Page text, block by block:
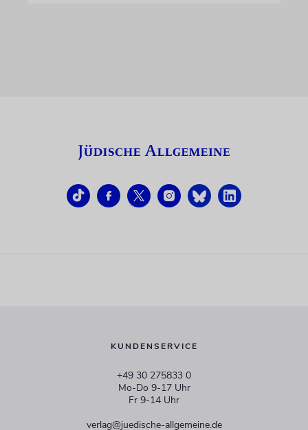
KUNDENSERVICE
+49 30 275833 0
Mo-Do 9-17 Uhr
Fr 9-14 Uhr
verlag@juedische-allgemeine.de